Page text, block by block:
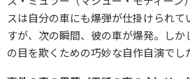
スは自分の車にも爆弾が仕掛けられて
すが、次の瞬間、彼の車が爆発。しか
の目を欺くための巧妙な自作自演でし